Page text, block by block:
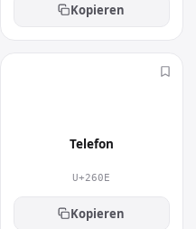
Kopieren
Telefon
U+260E
Kopieren